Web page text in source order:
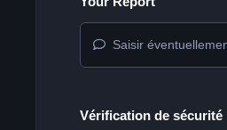
Saisir
Vérification de sécurité